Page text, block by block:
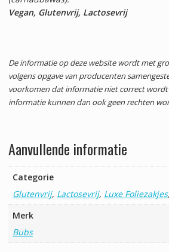
Vegan, Glutenvrij, Lactosevrij
De informatie op deze website wordt met
volgens opgave van producenten
voorkomen dat informatie niet correct wordt
informatie kunnen dan ook geen rechten
Aanvullende informatie
Categorie
Glutenvrij, Lactosevrij, Luxe Foliezakjes,
Merk
Bubs